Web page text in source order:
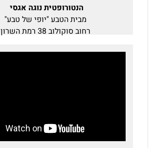
הנטורופטית נוגה אגסי
מבית הטבע "יופי של טבע"
רחוב סוקולוב 38 רמת השרון